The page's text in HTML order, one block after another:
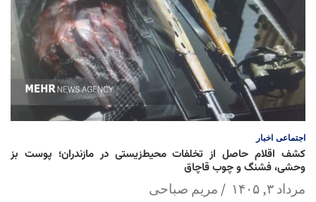
اجتماعی اخبار
کشف اقلام حاصل از تخلفات محیط‌زیستی در مازندران؛ پوست بز
وحشی، فشنگ و چوب قاچاق
مرداد ۳, ۱۴۰۵ مریم صباحی